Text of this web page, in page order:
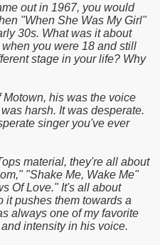
out in 1967, you would
"When She Was My Girl"
30s. What was it about
you were 18 and still
stage in your life? Why
his was the voice
harsh. It was desperate.
singer you've ever
material, they're all about
"Shake Me, Wake Me"
Of Love." It's all about
it pushes them towards a
always one of my favorite
intensity in his voice.